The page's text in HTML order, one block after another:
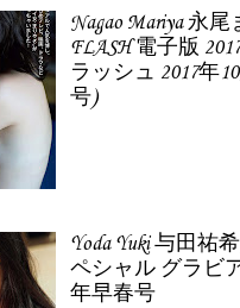
Nagao Mariya 永尾
FLASH 電子版
ラッシュ 2017年
号)
Yoda Yuki 与田祐
ペシャル グラビ
年早春号